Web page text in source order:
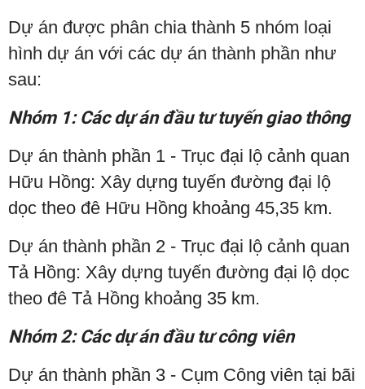
Dự án được phân chia thành 5 nhóm loại
hình dự án với các dự án thành phần như
sau:
Nhóm 1: Các dự án đầu tư tuyến giao thông
Dự án thành phần 1 - Trục đại lộ cảnh quan
Hữu Hồng: Xây dựng tuyến đường đại lộ
dọc theo đê Hữu Hồng khoảng 45,35 km.
Dự án thành phần 2 - Trục đại lộ cảnh quan
Tả Hồng: Xây dựng tuyến đường đại lộ dọc
theo đê Tả Hồng khoảng 35 km.
Nhóm 2: Các dự án đầu tư công viên
Dự án thành phần 3 - Cụm Công viên tại bãi